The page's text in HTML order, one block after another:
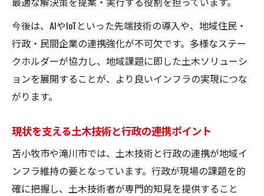
今後は、AIやIoTといった先端技術の導入や、地域住民・
行政・民間企業の連携強化が不可欠です。多様なステー
クホルダーが協力し、地域課題に即した土木ソリューシ
ョンを展開することが、より良いインフラの実現につな
がります。
現状を支える土木技術と行政の連携ポイント
苫小牧市や滝川市では、土木技術と行政の連携が地域イ
ンフラ維持の要となっています。行政が現場の課題を的
確に把握し、土木技術者が専門的知見を提供すること